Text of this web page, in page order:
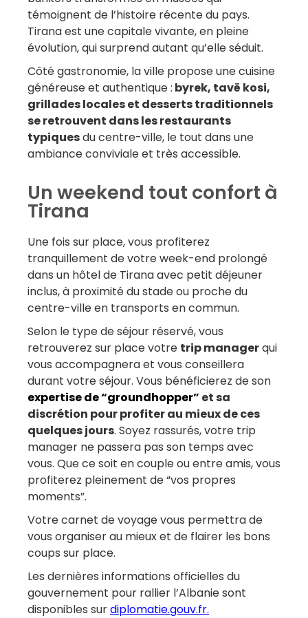
témoignent de l’histoire récente du pays.
Tirana est une capitale vivante, en pleine
évolution, qui surprend autant qu’elle séduit.
Côté gastronomie, la ville propose une cuisine
généreuse et authentique : byrek, tavë kosi,
grillades locales et desserts traditionnels
se retrouvent dans les restaurants
typiquesdu centre-ville, le tout dans une
ambiance conviviale et très accessible.
Un weekend tout confort à
Tirana
Une fois sur place, vous profiterez
tranquillement de votre week-end prolongé
dans un hôtel de Tirana avec petit déjeuner
inclus, à proximité du stade ou proche du
centre-ville en transports en commun.
Selon le type de séjour réservé, vous
retrouverez sur place votre trip managerqui
vous accompagnera et vous conseillera
durant votre séjour. Vous bénéficierez de son
expertise de “groundhopper” et sa
discrétion pour profiter au mieux de ces
quelques jours. Soyez rassurés, votre trip
manager ne passera pas son temps avec
vous. Que ce soit en couple ou entre amis, vous
profiterez pleinement de “vos propres
moments”.
Votre carnet de voyage vous permettra de
vous organiser au mieux et de flairer les bons
coups sur place.
Les dernières informations officielles du
gouvernement pour rallier l’Albanie sont
disponibles surdiplomatie.gouv.fr.